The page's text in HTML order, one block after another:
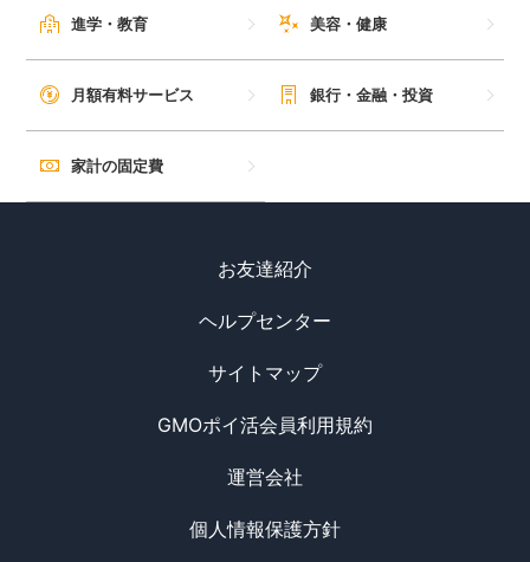
進学・教育 美容・健康
月額有料サービス 銀行・金融・投資
家計の固定費
お友達紹介
ヘルプセンター
サイトマップ
GMOポイ活会員利用規約
運営会社
個人情報保護方針